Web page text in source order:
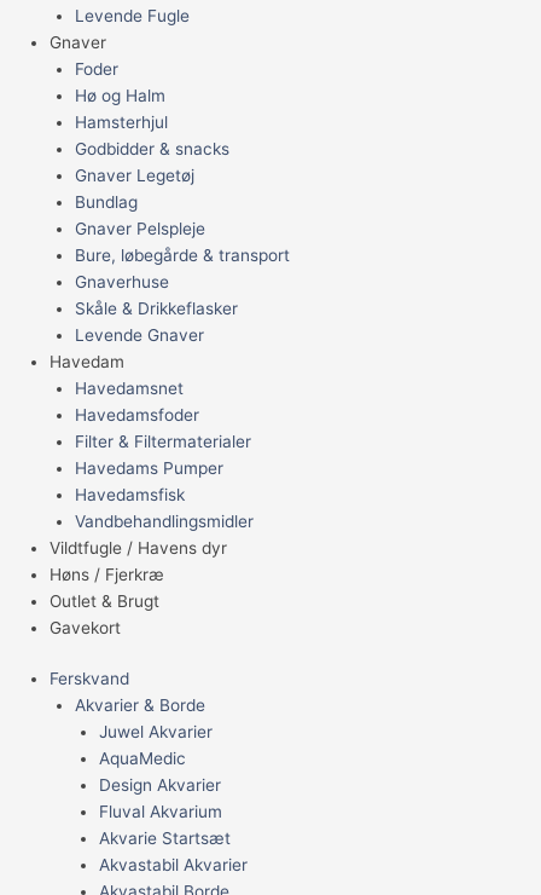
Levende Fugle
Gnaver
Foder
Hø og Halm
Hamsterhjul
Godbidder & snacks
Gnaver Legetøj
Bundlag
Gnaver Pelspleje
Bure, løbegårde & transport
Gnaverhuse
Skåle & Drikkeflasker
Levende Gnaver
Havedam
Havedamsnet
Havedamsfoder
Filter & Filtermaterialer
Havedams Pumper
Havedamsfisk
Vandbehandlingsmidler
Vildtfugle / Havens dyr
Høns / Fjerkræ
Outlet & Brugt
Gavekort
Ferskvand
Akvarier & Borde
Juwel Akvarier
AquaMedic
Design Akvarier
Fluval Akvarium
Akvarie Startsæt
Akvastabil Akvarier